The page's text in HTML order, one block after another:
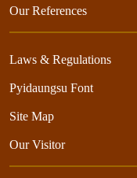
Our References
Laws & Regulations
Pyidaungsu Font
Site Map
Our Visitor